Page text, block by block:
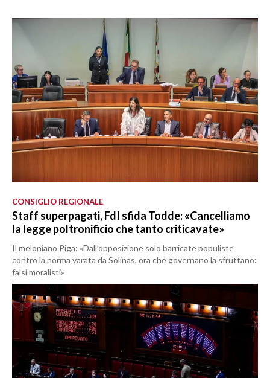
CONSIGLIO REGIONALE
Staff superpagati, FdI sfida Todde: «Cancelliamo
la legge poltronificio che tanto criticavate»
Il meloniano Piga: «Dall’opposizione solo barricate populiste
contro la norma varata da Solinas, ora che governano la sfruttano:
falsi moralisti»